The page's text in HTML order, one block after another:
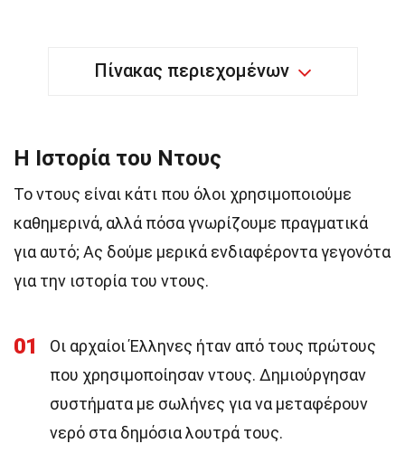
Πίνακας περιεχομένων
Η Ιστορία του Ντους
Το ντους είναι κάτι που όλοι χρησιμοποιούμε
καθημερινά, αλλά πόσα γνωρίζουμε πραγματικά
για αυτό; Ας δούμε μερικά ενδιαφέροντα γεγονότα
για την ιστορία του ντους.
01
Οι αρχαίοι Έλληνες ήταν από τους πρώτους
που χρησιμοποίησαν ντους. Δημιούργησαν
συστήματα με σωλήνες για να μεταφέρουν
νερό στα δημόσια λουτρά τους.